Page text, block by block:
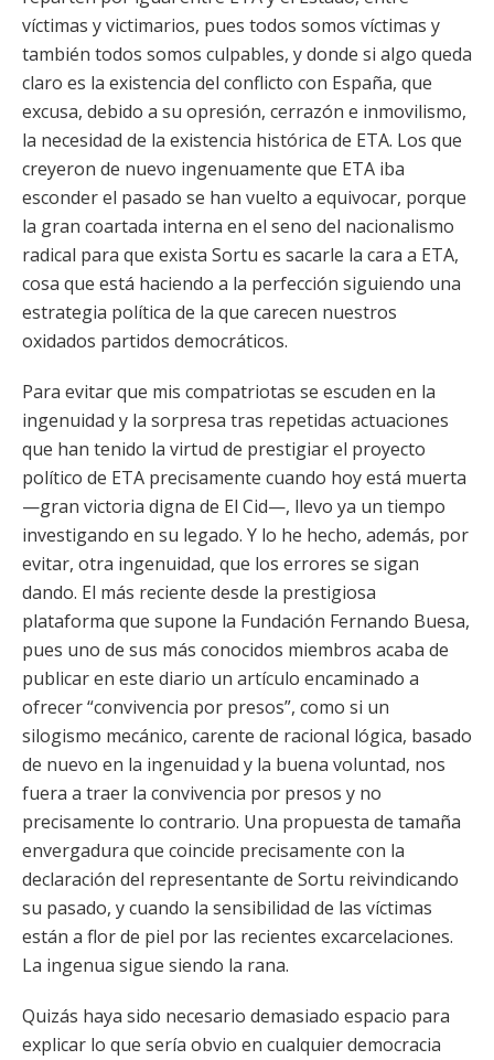
víctimas y victimarios, pues todos somos víctimas y
también todos somos culpables, y donde si algo queda
claro es la existencia del conflicto con España, que
excusa, debido a su opresión, cerrazón e inmovilismo,
la necesidad de la existencia histórica de ETA. Los que
creyeron de nuevo ingenuamente que ETA iba
esconder el pasado se han vuelto a equivocar, porque
la gran coartada interna en el seno del nacionalismo
radical para que exista Sortu es sacarle la cara a ETA,
cosa que está haciendo a la perfección siguiendo una
estrategia política de la que carecen nuestros
oxidados partidos democráticos.
Para evitar que mis compatriotas se escuden en la
ingenuidad y la sorpresa tras repetidas actuaciones
que han tenido la virtud de prestigiar el proyecto
político de ETA precisamente cuando hoy está muerta
—gran victoria digna de El Cid—, llevo ya un tiempo
investigando en su legado. Y lo he hecho, además, por
evitar, otra ingenuidad, que los errores se sigan
dando. El más reciente desde la prestigiosa
plataforma que supone la Fundación Fernando Buesa,
pues uno de sus más conocidos miembros acaba de
publicar en este diario un artículo encaminado a
ofrecer “convivencia por presos”, como si un
silogismo mecánico, carente de racional lógica, basado
de nuevo en la ingenuidad y la buena voluntad, nos
fuera a traer la convivencia por presos y no
precisamente lo contrario. Una propuesta de tamaña
envergadura que coincide precisamente con la
declaración del representante de Sortu reivindicando
su pasado, y cuando la sensibilidad de las víctimas
están a flor de piel por las recientes excarcelaciones.
La ingenua sigue siendo la rana.
Quizás haya sido necesario demasiado espacio para
explicar lo que sería obvio en cualquier democracia